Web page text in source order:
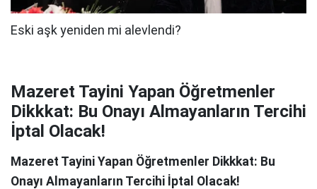
Mazeret Tayini Yapan Öğretmenler
Dikkkat: Bu Onayı Almayanların Tercihi
İptal Olacak!
Mazeret Tayini Yapan Öğretmenler Dikkkat: Bu
Onayı Almayanların Tercihi İptal Olacak!